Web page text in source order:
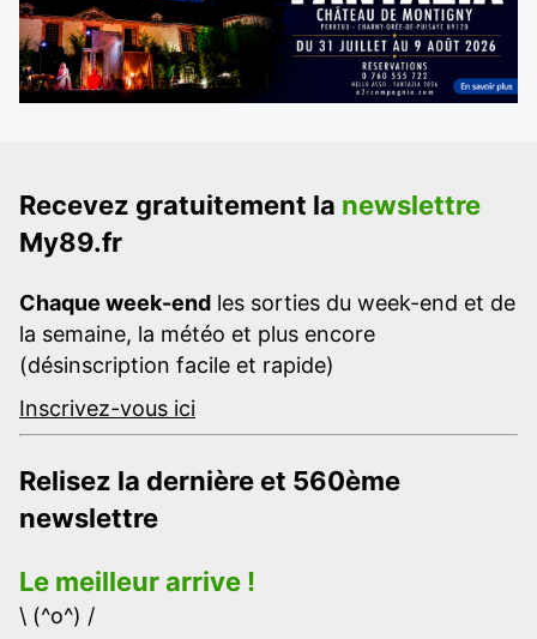
Recevez gratuitement la newslettre
My89.fr
Chaque week-end les sorties du week-end et de
la semaine, la météo et plus encore
(désinscription facile et rapide)
Inscrivez-vous ici
Relisez la dernière et 560ème
newslettre
Le meilleur arrive !
\ (^o^) /